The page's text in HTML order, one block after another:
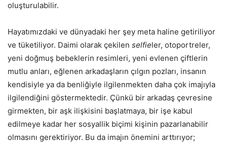
oluşturulabilir.
Hayatımızdaki ve dünyadaki her şey meta haline getiriliyor
ve tüketiliyor. Daimi olarak çekilen selfieler, otoportreler,
yeni doğmuş bebeklerin resimleri, yeni evlenen çiftlerin
mutlu anları, eğlenen arkadaşların çılgın pozları, insanın
kendisiyle ya da benliğiyle ilgilenmekten daha çok imajıyla
ilgilendiğini göstermektedir. Çünkü bir arkadaş çevresine
girmekten, bir aşk ilişkisini başlatmaya, bir işe kabul
edilmeye kadar her sosyallik biçimi kişinin pazarlanabilir
olmasını gerektiriyor. Bu da imajın önemini arttırıyor;